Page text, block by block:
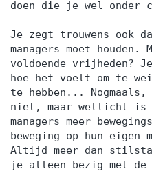
doen die je wel onder
Je zegt trouwens ook
managers moet
voldoende vrijheden?
hoe het voelt om te
te hebben...
niet, maar wellicht is
managers meer
beweging op hun
Altijd meer dan
je alleen bezig met